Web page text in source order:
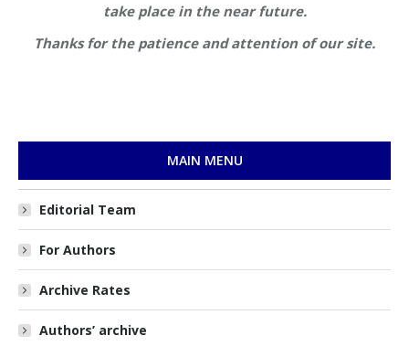
take place in the near future.
Thanks for the patience and attention of our site.
MAIN MENU
Editorial Team
For Authors
Archive Rates
Authors’ archive